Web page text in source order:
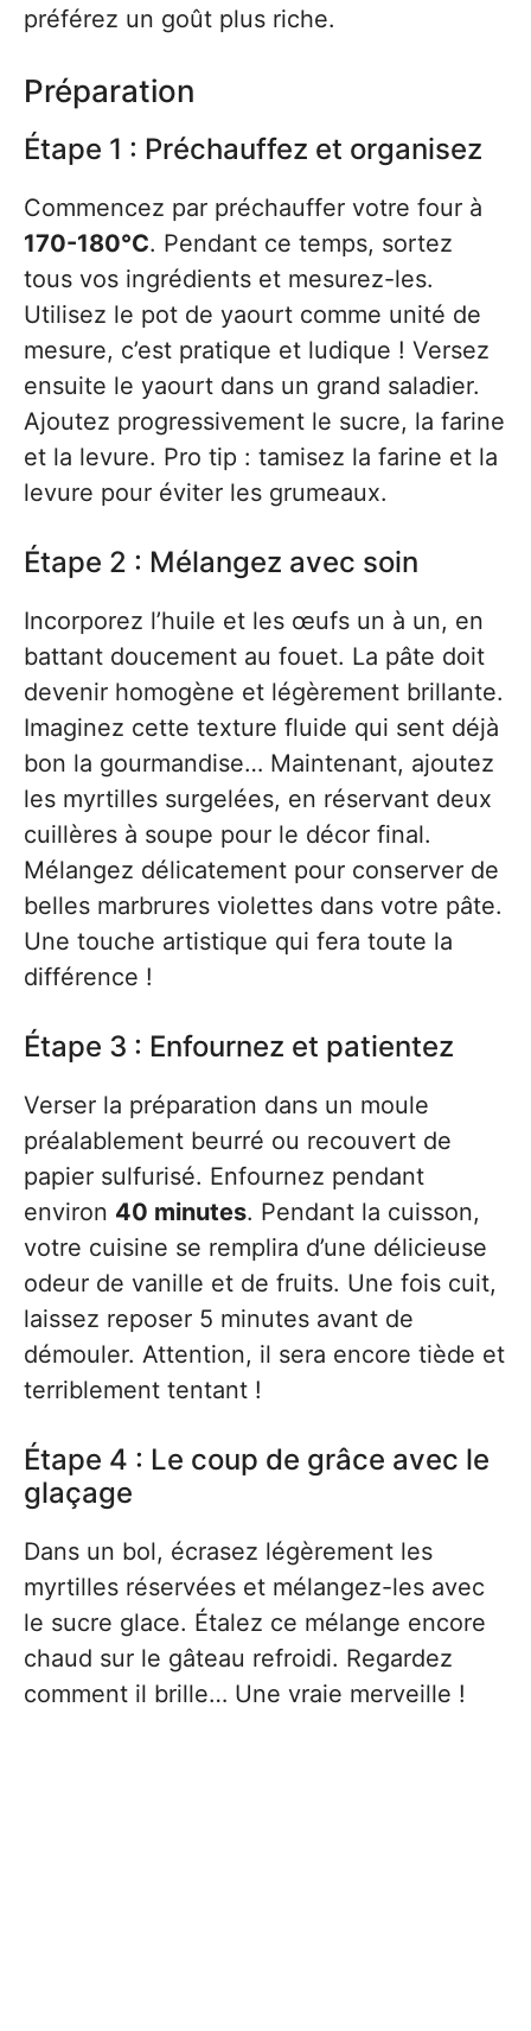
préférez un goût plus riche.
Préparation
Étape 1 : Préchauffez et organisez
Commencez par préchauffer votre four à
170-180°C. Pendant ce temps, sortez
tous vos ingrédients et mesurez-les.
Utilisez le pot de yaourt comme unité de
mesure, c’est pratique et ludique ! Versez
ensuite le yaourt dans un grand saladier.
Ajoutez progressivement le sucre, la farine
et la levure. Pro tip : tamisez la farine et la
levure pour éviter les grumeaux.
Étape 2 : Mélangez avec soin
Incorporez l’huile et les œufs un à un, en
battant doucement au fouet. La pâte doit
devenir homogène et légèrement brillante.
Imaginez cette texture fluide qui sent déjà
bon la gourmandise… Maintenant, ajoutez
les myrtilles surgelées, en réservant deux
cuillères à soupe pour le décor final.
Mélangez délicatement pour conserver de
belles marbrures violettes dans votre pâte.
Une touche artistique qui fera toute la
différence !
Étape 3 : Enfournez et patientez
Verser la préparation dans un moule
préalablement beurré ou recouvert de
papier sulfurisé. Enfournez pendant
environ 40 minutes. Pendant la cuisson,
votre cuisine se remplira d’une délicieuse
odeur de vanille et de fruits. Une fois cuit,
laissez reposer 5 minutes avant de
démouler. Attention, il sera encore tiède et
terriblement tentant !
Étape 4 : Le coup de grâce avec le
glaçage
Dans un bol, écrasez légèrement les
myrtilles réservées et mélangez-les avec
le sucre glace. Étalez ce mélange encore
chaud sur le gâteau refroidi. Regardez
comment il brille… Une vraie merveille !